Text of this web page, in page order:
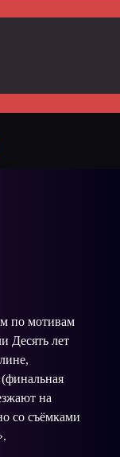
по мотивам
Десять лет
на
со съёмками